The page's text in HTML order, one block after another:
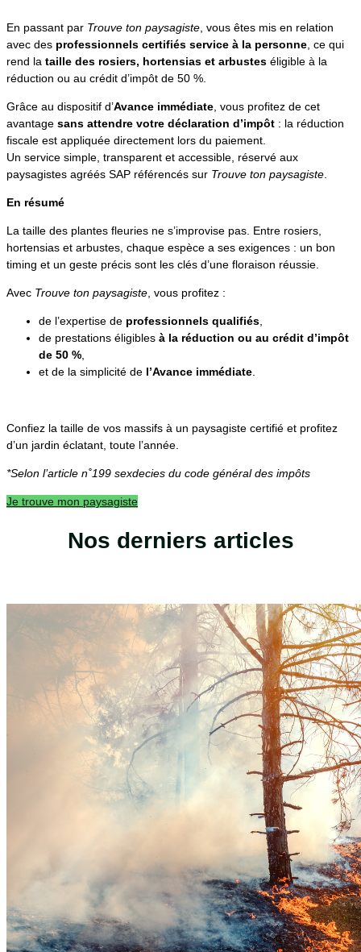
En passant par Trouve ton paysagiste , vous êtes mis en relation
avec des professionnels certifiés service à la personne , ce qui
rend la taille des rosiers, hortensias et arbustes éligible à la
réduction ou au crédit d’impôt de 50 %.
Grâce au dispositif d’Avance immédiate , vous profitez de cet
avantage sans attendre votre déclaration d’impôt : la réduction
fiscale est appliquée directement lors du paiement.
Un service simple, transparent et accessible, réservé aux
paysagistes agréés SAP référencés sur Trouve ton paysagiste
En résumé
La taille des plantes fleuries ne s’improvise pas. Entre rosiers,
hortensias et arbustes, chaque espèce a ses exigences : un bon
timing et un geste précis sont les clés d’une floraison réussie.
Avec Trouve ton paysagiste , vous profitez :
de l’expertise de professionnels qualifiés
de prestations éligibles à la réduction ou au crédit d’impôt
de 50 %
et de la simplicité de l’Avance immédiate
Confiez la taille de vos massifs à un paysagiste certifié et profitez
d’un jardin éclatant, toute l’année.
*Selon l’article n˚199 sexdecies du code général des impôts
Je trouve mon paysagiste
Nos derniers articles